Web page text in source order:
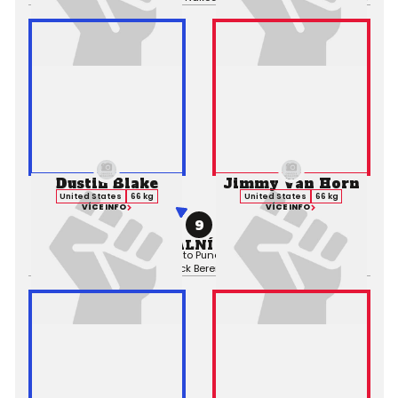
Dustin Blake
United States
66 kg
VÍCE INFO
9
PROFESIONÁLNÍ ZÁPAS MMA
Výsledek:TKO (Submission to Punches), 1. kolo 0:35,Rozhodčí:
Nick Berens
Jimmy Van Horn
United States
66 kg
VÍCE INFO